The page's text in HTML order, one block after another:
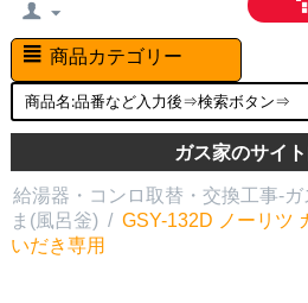
商品カテゴリー
ガス家のサイ
給湯器・コンロ取替・交換工事-ガ
ま(風呂釡) / GSY-132D ノーリツ
いだき専用